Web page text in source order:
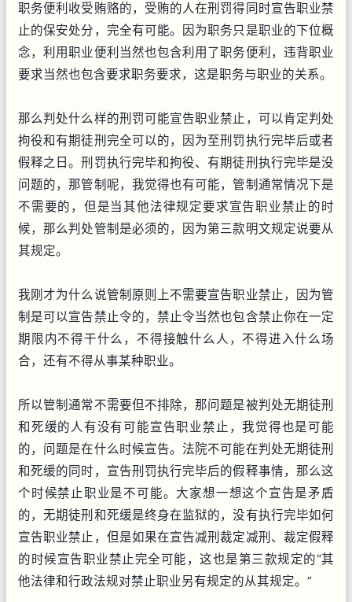
职务便利收受贿赂的，受贿的人在刑罚得同时宣告职业禁
止的保安处分，完全有可能。因为职务只是职业的下位概
念，利用职业便利当然也包含利用了职务便利，违背职业
要求当然也包含要求职务要求，这是职务与职业的关系。
那么判处什么样的刑罚可能宣告职业禁止，可以肯定判处
拘役和有期徒刑完全可以的，因为至刑罚执行完毕后或者
假释之日。刑罚执行完毕和拘役、有期徒刑执行完毕是没
问题的，那管制呢，我觉得也有可能，管制通常情况下是
不需要的，但是当其他法律规定要求宣告职业禁止的时
候，那么判处管制是必须的，因为第三款明文规定说要从
其规定。
我刚才为什么说管制原则上不需要宣告职业禁止，因为管
制是可以宣告禁止令的，禁止令当然也包含禁止你在一定
期限内不得干什么，不得接触什么人，不得进入什么场
合，还有不得从事某种职业。
所以管制通常不需要但不排除，那问题是被判处无期徒刑
和死缓的人有没有可能宣告职业禁止，我觉得也是可能
的，问题是在什么时候宣告。法院不可能在判处无期徒刑
和死缓的同时，宣告刑罚执行完毕后的假释事情，那么这
个时候禁止职业是不可能。大家想一想这个宣告是矛盾
的，无期徒刑和死缓是终身在监狱的，没有执行完毕如何
宣告职业禁止，但是如果在宣告减刑裁定减刑、裁定假释
的时候宣告职业禁止完全可能，这也是第三款规定的“其
他法律和行政法规对禁止职业另有规定的从其规定。”